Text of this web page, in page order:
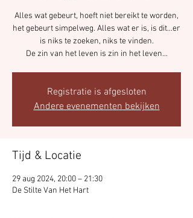
Alles wat gebeurt, hoeft niet bereikt te worden,
het gebeurt simpelweg. Alles wat er is, is dit...er
is niks te zoeken, niks te vinden.
De zin van het leven is zin in het leven...
Registratie is afgesloten
Andere evenementen bekijken
Tijd & Locatie
29 aug 2024, 20:00 – 21:30
De Stilte Van Het Hart